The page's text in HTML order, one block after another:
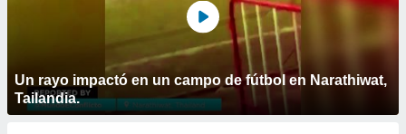
Un rayo impactó en un campo de fútbol en Narathiwat,
Tailandia.